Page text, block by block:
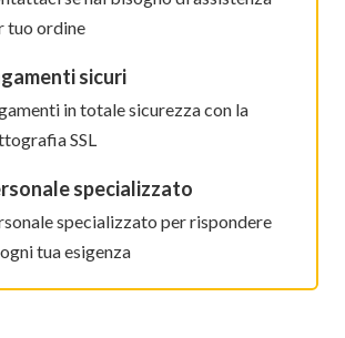
tuo ordine
sicuri
in totale sicurezza con la
SSL
specializzato
specializzato per rispondere
tua esigenza